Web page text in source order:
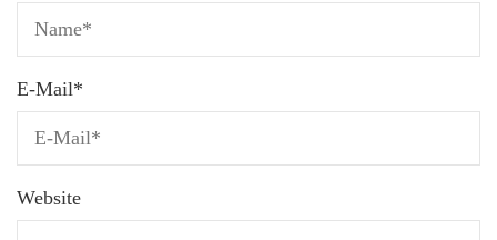
E-Mail*
Website